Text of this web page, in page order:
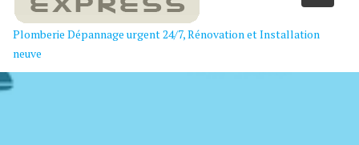
Plomberie Dépannage urgent 24/7, Rénovation et Installation
neuve